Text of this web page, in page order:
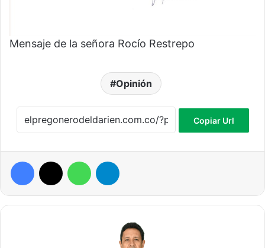
Mensaje de la señora Rocío Restrepo
Opinión
Copiar Url
Facebook WhatsApp